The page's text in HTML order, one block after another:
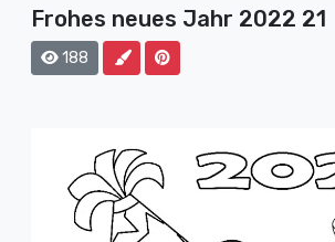
Frohes neues Jahr 2022 21
188